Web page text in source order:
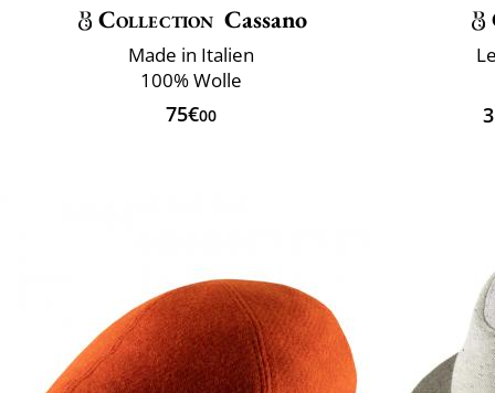
Collection Cassano
Made in Italien
100% Wolle
75€00